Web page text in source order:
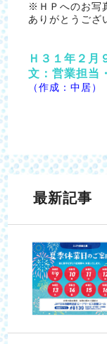
※ＨＰへのお写
ありがとうござ
Ｈ３１年２月
文：営業担当
（作成：中居）
最新記事